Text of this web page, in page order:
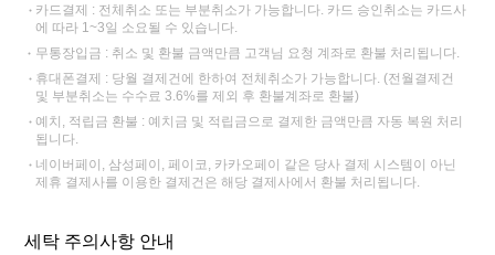
카드결제 : 전체취소 또는 부분취소가 가능합니다. 카드 승인취소는 카드사
에 따라 1~3일 소요될 수 있습니다.
무통장입금 : 취소 및 환불 금액만큼 고객님 요청 계좌로 환불 처리됩니다.
휴대폰결제 : 당월 결제건에 한하여 전체취소가 가능합니다. (전월결제건
및 부분취소는 수수료 3.6%를 제외 후 환불계좌로 환불)
예치, 적립금 환불 : 예치금 및 적립금으로 결제한 금액만큼 자동 복원 처리
됩니다.
네이버페이, 삼성페이, 페이코, 카카오페이 같은 당사 결제 시스템이 아닌
제휴 결제사를 이용한 결제건은 해당 결제사에서 환불 처리됩니다.
세탁 주의사항 안내